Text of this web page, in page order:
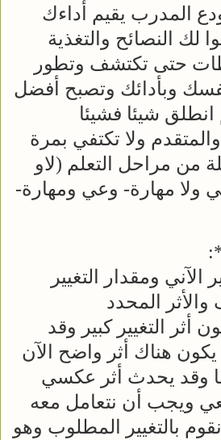
المدرب يقيم أداءك
لك النصائح والتغذية
حتى تكتشف وتطور
وبأدائك وتصبح أفضل
انطلق شيئا فشيئا
ولا تكتفي بمرة
من مراحل التعلم (لاو
ولا مهارة- وعي ومهارة-
الآني ومقدار التغيير
المحدد
أثر التغيير كبير وقد
يكون هناك أثر واضح الآن
وقد يحدث أثر عكسي
ويجب أن نتعامل معه
بالتغيير المطلوب وهو